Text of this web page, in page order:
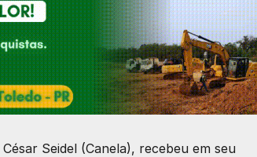
César Seidel (Canela), recebeu em seu